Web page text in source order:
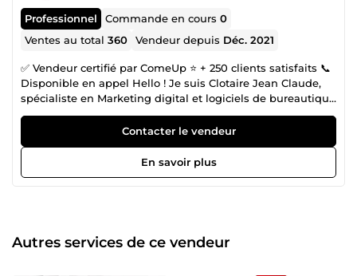
Professionnel Commande en cours0
Ventes au total360 Vendeur depuis Déc. 2021
✅ Vendeur certifié par ComeUp ⭐ + 250 clients satisfaits 📞
Disponible en appel Hello ! Je suis Clotaire Jean Claude,
spécialiste en Marketing digital et logiciels de bureautique
. Je me plais dans tout ce qui se rapporte à l'informatique,
au digital, au numérique 👉 Je maitrise parfaitement
Microsoft office (Word, Excel, PowerPoint, Access, MS
Project…) 👉 Je maitrise excellemment les logiciels
d’analyses et de traitement de données comme R, Stata,
résume aux tâches sur Microsoft office, Adobe et les
logiciels d’analyses et de traitement de données. Je suis
Contacter le vendeur
En savoir plus
Autres services de ce vendeur